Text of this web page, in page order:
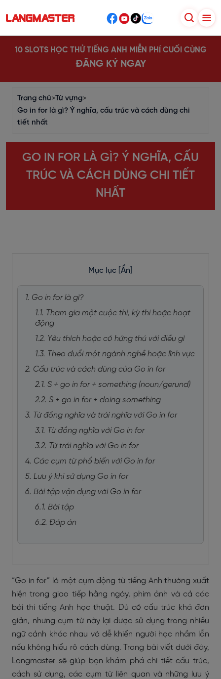
10 SLOTS HỌC THỬ TIẾNG ANH MIỄN PHÍ CUỐI CÙNG
ĐĂNG KÝ NGAY
Trang chủ>Từ vựng>
Go in for là gì? Ý nghĩa, cấu trúc và cách dùng chi
tiết nhất
GO IN FOR LÀ GÌ? Ý NGHĨA, CẤU
TRÚC VÀ CÁCH DÙNG CHI TIẾT
NHẤT
Mục lục [Ẩn]
1. Go in for là gì?
1.1. Tham gia một cuộc thi, kỳ thi hoặc hoạt
động
1.2. Yêu thích hoặc có hứng thú với điều gì
1.3. Theo đuổi một ngành nghề hoặc lĩnh vực
2. Cấu trúc và cách dùng của Go in for
2.1. S + go in for + something (noun/gerund)
2.2. S + go in for + doing something
3. Từ đồng nghĩa và trái nghĩa với Go in for
3.1. Từ đồng nghĩa với Go in for
3.2. Từ trái nghĩa với Go in for
4. Các cụm từ phổ biến với Go in for
5. Lưu ý khi sử dụng Go in for
6. Bài tập vận dụng với Go in for
6.1. Bài tập
6.2. Đáp án
“Go in for” là một cụm động từ tiếng Anh thường xuất
hiện trong giao tiếp hằng ngày, phim ảnh và cả các
bài thi tiếng Anh học thuật. Dù có cấu trúc khá đơn
giản, nhưng cụm từ này lại được sử dụng trong nhiều
ngữ cảnh khác nhau và dễ khiến người học nhầm lẫn
nếu không hiểu rõ cách dùng. Trong bài viết dưới đây,
Langmaster sẽ giúp bạn khám phá chi tiết cấu trúc,
cách sử dụng, các cụm từ liên quan và những lưu ý